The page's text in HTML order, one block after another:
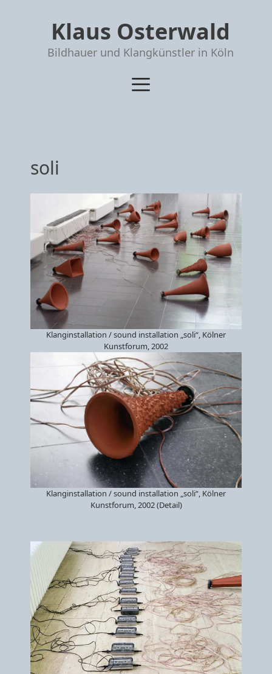
springenKlaus Osterwald
Bildhauer und Klangkünstler in Köln
soli
Klanginstallation / sound installation „soli“, Kölner
Kunstforum, 2002
Klanginstallation / sound installation „soli“, Kölner
Kunstforum, 2002 (Detail)